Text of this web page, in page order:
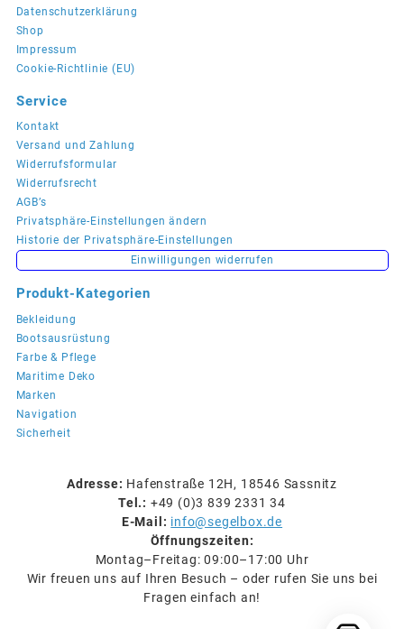
Datenschutzerklärung
Shop
Impressum
Cookie-Richtlinie (EU)
Service
Kontakt
Versand und Zahlung
Widerrufsformular
Widerrufsrecht
AGB’s
Privatsphäre-Einstellungen ändern
Historie der Privatsphäre-Einstellungen
Einwilligungen widerrufen
Produkt-Kategorien
Bekleidung
Bootsausrüstung
Farbe & Pflege
Maritime Deko
Marken
Navigation
Sicherheit
Adresse: Hafenstraße 12H, 18546 Sassnitz
Tel.: +49 (0)3 839 2331 34
E-Mail: info@segelbox.de
Öffnungszeiten:
Montag–Freitag: 09:00–17:00 Uhr
Wir freuen uns auf Ihren Besuch – oder rufen Sie uns bei
Fragen einfach an!